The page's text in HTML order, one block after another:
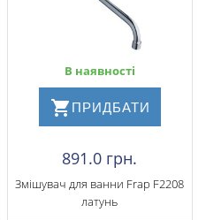
В наявності
ПРИДБАТИ
891.0 грн.
Змішувач для ванни Frap F2208
латунь